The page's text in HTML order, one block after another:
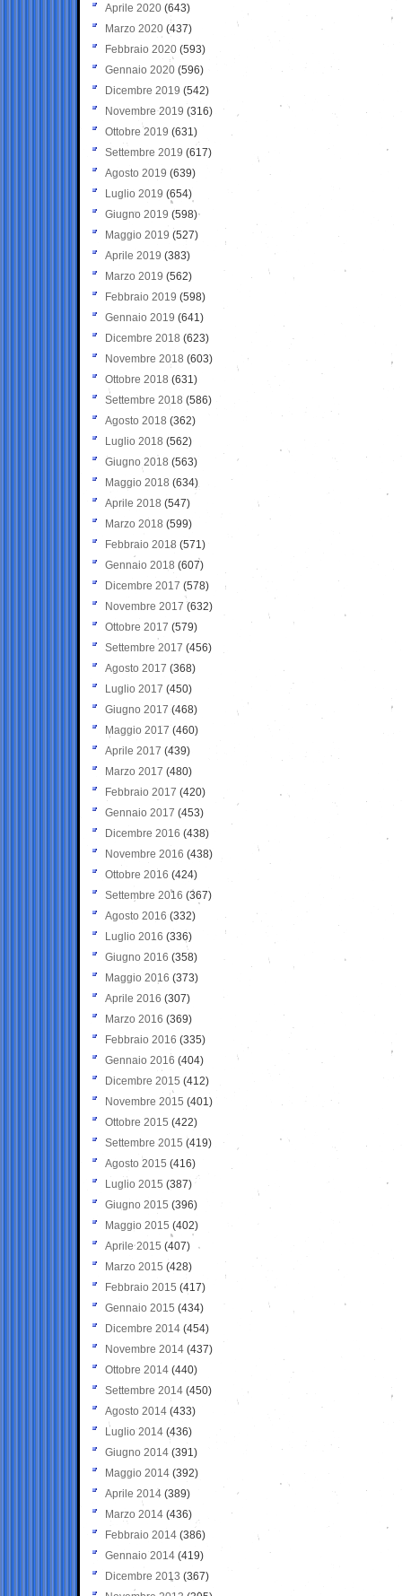
Aprile 2020 (643)
Marzo 2020 (437)
Febbraio 2020 (593)
Gennaio 2020 (596)
Dicembre 2019 (542)
Novembre 2019 (316)
Ottobre 2019 (631)
Settembre 2019 (617)
Agosto 2019 (639)
Luglio 2019 (654)
Giugno 2019 (598)
Maggio 2019 (527)
Aprile 2019 (383)
Marzo 2019 (562)
Febbraio 2019 (598)
Gennaio 2019 (641)
Dicembre 2018 (623)
Novembre 2018 (603)
Ottobre 2018 (631)
Settembre 2018 (586)
Agosto 2018 (362)
Luglio 2018 (562)
Giugno 2018 (563)
Maggio 2018 (634)
Aprile 2018 (547)
Marzo 2018 (599)
Febbraio 2018 (571)
Gennaio 2018 (607)
Dicembre 2017 (578)
Novembre 2017 (632)
Ottobre 2017 (579)
Settembre 2017 (456)
Agosto 2017 (368)
Luglio 2017 (450)
Giugno 2017 (468)
Maggio 2017 (460)
Aprile 2017 (439)
Marzo 2017 (480)
Febbraio 2017 (420)
Gennaio 2017 (453)
Dicembre 2016 (438)
Novembre 2016 (438)
Ottobre 2016 (424)
Settembre 2016 (367)
Agosto 2016 (332)
Luglio 2016 (336)
Giugno 2016 (358)
Maggio 2016 (373)
Aprile 2016 (307)
Marzo 2016 (369)
Febbraio 2016 (335)
Gennaio 2016 (404)
Dicembre 2015 (412)
Novembre 2015 (401)
Ottobre 2015 (422)
Settembre 2015 (419)
Agosto 2015 (416)
Luglio 2015 (387)
Giugno 2015 (396)
Maggio 2015 (402)
Aprile 2015 (407)
Marzo 2015 (428)
Febbraio 2015 (417)
Gennaio 2015 (434)
Dicembre 2014 (454)
Novembre 2014 (437)
Ottobre 2014 (440)
Settembre 2014 (450)
Agosto 2014 (433)
Luglio 2014 (436)
Giugno 2014 (391)
Maggio 2014 (392)
Aprile 2014 (389)
Marzo 2014 (436)
Febbraio 2014 (386)
Gennaio 2014 (419)
Dicembre 2013 (367)